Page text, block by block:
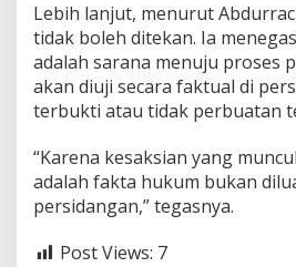
Lebih lanjut, menurut
tidak boleh ditekan. Ia
adalah sarana menuju proses
akan diuji secara faktual di
terbukti atau tidak perbuatan
“Karena kesaksian yang
adalah fakta hukum bukan
persidangan,” tegasnya.
Post Views: 7